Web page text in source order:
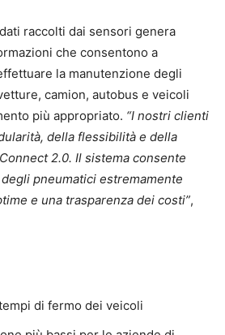
raccolti dai sensori genera
che consentono a
la manutenzione degli
camion, autobus e veicoli
più appropriato. “I nostri clienti
della flessibilità e della
2.0. Il sistema consente
pneumatici estremamente
e una trasparenza dei costi”,
di fermo dei veicoli